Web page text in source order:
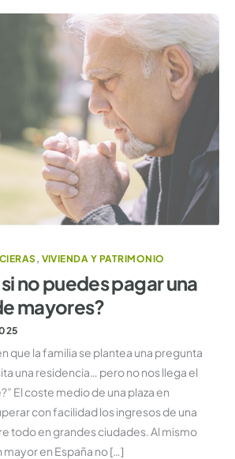
, VIVIENDA Y PATRIMONIO
no puedes pagar una
mayores?
que la familia se plantea una pregunta
una residencia… pero no nos llega el
El coste medio de una plaza en
con facilidad los ingresos de una
todo en grandes ciudades. Al mismo
en España no […]